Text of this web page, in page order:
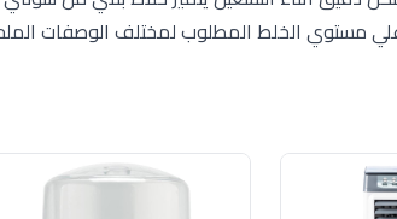
المطلوب لمختلف الوصفات الملحقات 2 مطحنة للحبوب